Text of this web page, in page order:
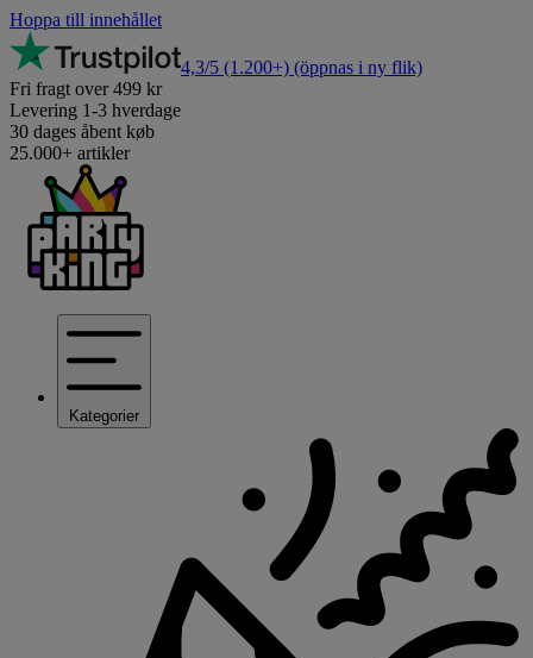
Hoppa till innehållet
4,3/5 (1.200+) (öppnas i ny flik)
Fri fragt over 499 kr
Levering 1-3 hverdage
30 dages åbent køb
25.000+ artikler
Kategorier